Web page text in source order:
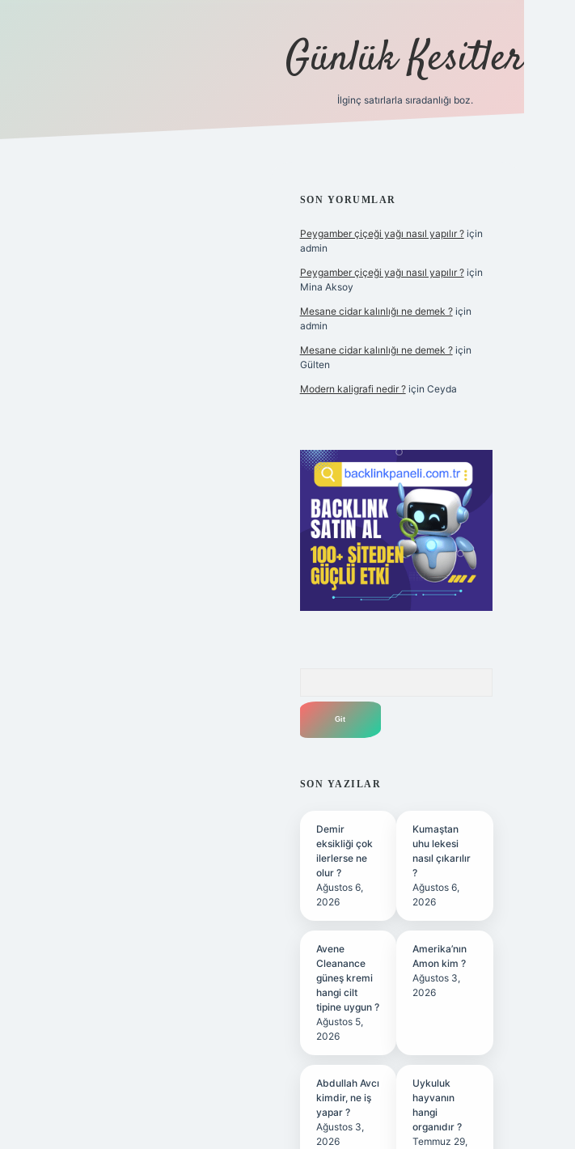
Günlük Kesitler
İlginç satırlarla sıradanlığı boz.
SIDEBAR
SON YORUMLAR
Peygamber çiçeği yağı nasıl yapılır ?için
admin
Peygamber çiçeği yağı nasıl yapılır ?için
Mina Aksoy
Mesane cidar kalınlığı ne demek ?için
admin
Mesane cidar kalınlığı ne demek ?için
Gülten
Modern kaligrafi nedir ?için Ceyda
SON YAZILAR
Demir
eksikliği çok
ilerlerse ne
olur ?
Ağustos 6,
2026
Kumaştan
uhu lekesi
nasıl çıkarılır
?
Ağustos 6,
2026
Avene
Cleanance
güneş kremi
hangi cilt
tipine uygun ?
Ağustos 5,
2026
Amerika’nın
Amon kim ?
Ağustos 3,
2026
Abdullah Avcı
kimdir, ne iş
yapar ?
Ağustos 3,
2026
Uykuluk
hayvanın
hangi
organıdır ?
Temmuz 29,